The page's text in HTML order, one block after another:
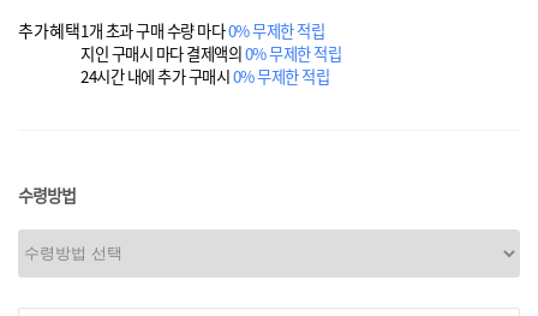
추가혜택1개 초과 구매 수량 마다0% 무제한 적립
지인 구매시 마다 결제액의0% 무제한 적립
24시간 내에 추가 구매시0% 무제한 적립
수령방법